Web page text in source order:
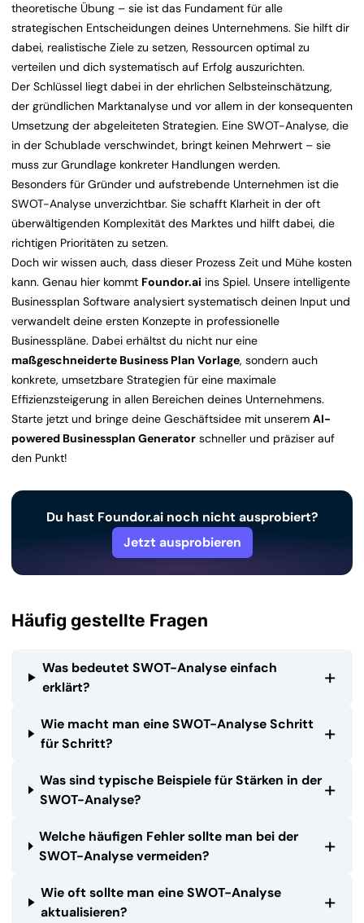
theoretische Übung – sie ist das Fundament für alle
strategischen Entscheidungen deines Unternehmens. Sie hilft dir
dabei, realistische Ziele zu setzen, Ressourcen optimal zu
verteilen und dich systematisch auf Erfolg auszurichten.
Der Schlüssel liegt dabei in der ehrlichen Selbsteinschätzung,
der gründlichen Marktanalyse und vor allem in der konsequenten
Umsetzung der abgeleiteten Strategien. Eine SWOT-Analyse, die
in der Schublade verschwindet, bringt keinen Mehrwert – sie
muss zur Grundlage konkreter Handlungen werden.
Besonders für Gründer und aufstrebende Unternehmen ist die
SWOT-Analyse unverzichtbar. Sie schafft Klarheit in der oft
überwältigenden Komplexität des Marktes und hilft dabei, die
richtigen Prioritäten zu setzen.
Doch wir wissen auch, dass dieser Prozess Zeit und Mühe kosten
kann. Genau hier kommt Foundor.ai ins Spiel. Unsere intelligente
Businessplan Software analysiert systematisch deinen Input und
verwandelt deine ersten Konzepte in professionelle
Businesspläne. Dabei erhältst du nicht nur eine
maßgeschneiderte Business Plan Vorlage, sondern auch
konkrete, umsetzbare Strategien für eine maximale
Effizienzsteigerung in allen Bereichen deines Unternehmens.
Starte jetzt und bringe deine Geschäftsidee mit unserem AI-
powered Businessplan Generator schneller und präziser auf
den Punkt!
Du hast Foundor.ai noch nicht ausprobiert?
Jetzt ausprobieren
Häufig gestellte Fragen
Was bedeutet SWOT-Analyse einfach
erklärt?
+
Wie macht man eine SWOT-Analyse Schritt
für Schritt?
+
Was sind typische Beispiele für Stärken in der
SWOT-Analyse?
+
Welche häufigen Fehler sollte man bei der
SWOT-Analyse vermeiden?
+
Wie oft sollte man eine SWOT-Analyse
aktualisieren?
+